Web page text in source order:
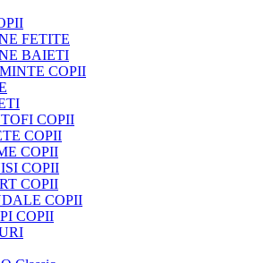
FETITE
BAIETI
COPII
COPII
COPII
COPII
COPII
COPII
COPII
COPII